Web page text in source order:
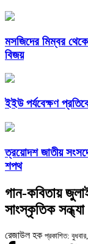
মসজিদের মিম্বর
বিজয়
ইইউ পর্যবেক্ষণ
ত্রয়োদশ জাতীয়
শপথ
গান-কবিতায়
সাংস্কৃতিক সন্ধ্যা
রেজাউল হক প্রকাশিত: